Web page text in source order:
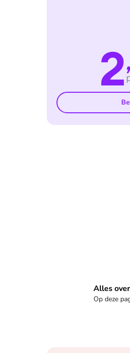
2
Alles
Op deze
Veelgestelde vragen